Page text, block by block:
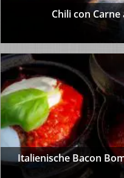
Chili con
Italienische Bacon